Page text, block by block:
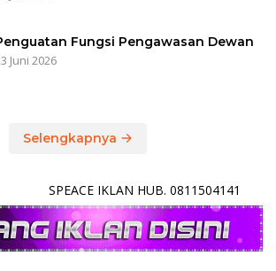
Fungsi Pengawasan Dewan
Juni 2026
Selengkapnya
IKLAN HUB. 0811504141